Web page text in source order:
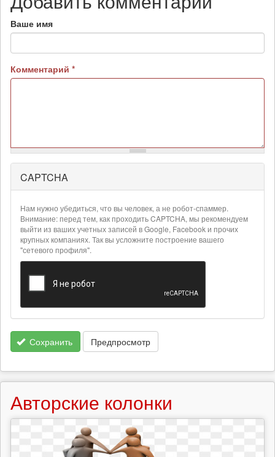
Ваше имя
Комментарий *
Более
подробная
информация
текстовых
форматах
CAPTCHA
Нам нужно убедиться, что вы человек, а не робот-спаммер.
Внимание: перед тем, как проходить CAPTCHA, мы рекомендуем
выйти из ваших учетных записей в Google, Facebook и прочих
крупных компаниях. Так вы усложните построение вашего
"сетевого профиля".
Сохранить Предпросмотр
Авторские колонки